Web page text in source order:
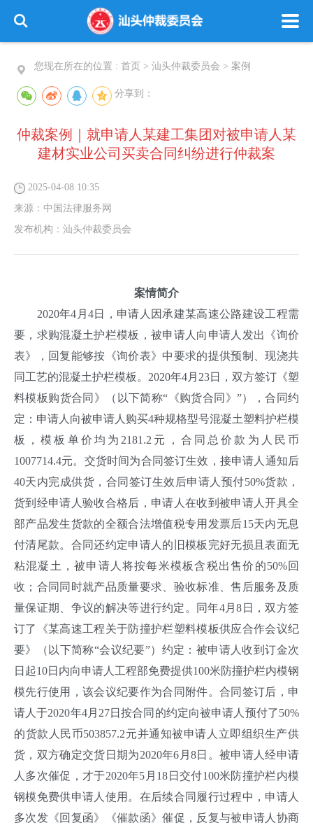
您现在所在的位置 : 首页 > 汕头仲裁委员会 > 案例
分享到：
仲裁案例｜就申请人某建工集团对被申请人某
建材实业公司买卖合同纠纷进行仲裁案
2025-04-08 10:35
来源： 中国法律服务网
发布机构： 汕头仲裁委员会
案情简介
2020年4月4日，申请人因承建某高速公路建设工程需
要，求购混凝土护栏模板，被申请人向申请人发出《询价
表》，回复能够按《询价表》中要求的提供预制、现浇共
同工艺的混凝土护栏模板。2020年4月23日，双方签订《塑
料模板购货合同》（以下简称“《购货合同》”），合同约
定：申请人向被申请人购买4种规格型号混凝土塑料护栏模
板，模板单价均为2181.2元，合同总价款为人民币
1007714.4元。交货时间为合同签订生效，接申请人通知后
40天内完成供货，合同签订生效后申请人预付50%货款，
货到经申请人验收合格后，申请人在收到被申请人开具全
部产品发生货款的全额合法增值税专用发票后15天内无息
付清尾款。合同还约定申请人的旧模板完好无损且表面无
粘混凝土，被申请人将按每米模板含税出售价的50%回
收；合同同时就产品质量要求、验收标准、售后服务及质
量保证期、争议的解决等进行约定。同年4月8日，双方签
订了《某高速工程关于防撞护栏塑料模板供应合作会议纪
要》（以下简称“会议纪要”）约定：被申请人收到订金次
日起10日内向申请人工程部免费提供100米防撞护栏内模钢
模先行使用，该会议纪要作为合同附件。合同签订后，申
请人于2020年4月27日按合同的约定向被申请人预付了50%
的货款人民币503857.2元并通知被申请人立即组织生产供
货，双方确定交货日期为2020年6月8日。被申请人经申请
人多次催促，才于2020年5月18日交付100米防撞护栏内模
钢模免费供申请人使用。在后续合同履行过程中，申请人
多次发《回复函》《催款函》催促，反复与被申请人协商